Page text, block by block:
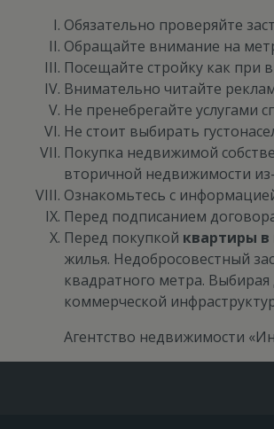
Обязательно проверяйте
Обращайте внимание на
Посещайте стройку как при
Внимательно читайте
Не пренебрегайте услугами
Не стоит выбирать
Покупка недвижимой
вторичной недвижимости
Ознакомьтесь с
Перед подписанием
Перед покупкой квартиры в
жилья. Недобросовестный
квадратного метра.
коммерческой
Агентство недвижимости